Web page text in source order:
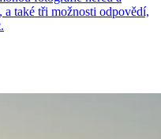
také tři možnosti odpovědí,